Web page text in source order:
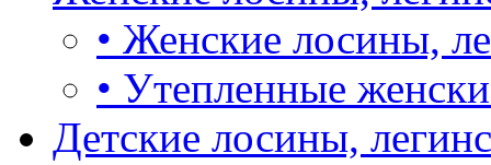
• Женские лосины,
• Утепленные
Детские лосины,